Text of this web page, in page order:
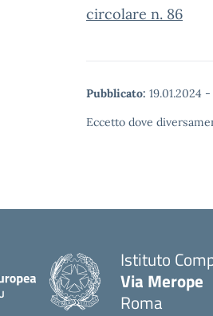
circolare n. 86
Pubblicato: 19.01.2024 -
Eccetto dove
Istituto
Via Merope
Roma